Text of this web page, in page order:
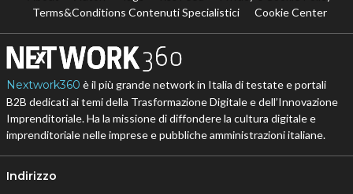
Terms&Conditions Contenuti Specialistici
Cookie Center
Nextwork360 è il più grande network in Italia di testate e portali
B2B dedicati ai temi della Trasformazione Digitale e dell’Innovazione
Imprenditoriale. Ha la missione di diffondere la cultura digitale e
imprenditoriale nelle imprese e pubbliche amministrazioni italiane.
Indirizzo